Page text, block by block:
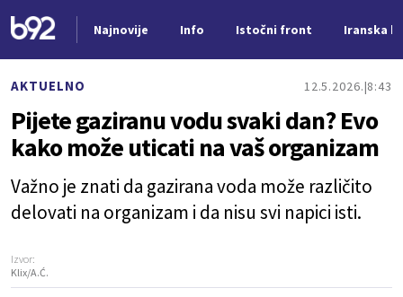
Najnovije Info Istočni front Iranska
AKTUELNO 12.5.2026. 8:43
Pijete gaziranu vodu svaki dan? Evo
kako može uticati na vaš organizam
Važno je znati da gazirana voda može različito
delovati na organizam i da nisu svi napici isti.
Izvor:
Klix/A.Ć.